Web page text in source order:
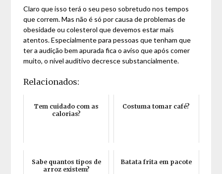
Claro que isso terá o seu peso sobretudo nos tempos
que correm. Mas não é só por causa de problemas de
obesidade ou colesterol que devemos estar mais
atentos. Especialmente para pessoas que tenham que
ter a audição bem apurada fica o aviso que após comer
muito, o nível auditivo decresce substancialmente.
Relacionados:
Tem cuidado com as
calorias?
Costuma tomar café?
Sabe quantos tipos de
arroz existem?
Batata frita em pacote